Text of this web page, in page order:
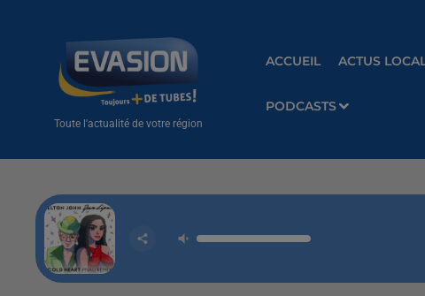
Toute l'actualité de votre région
ACCUEIL ACTUS
PODCASTS